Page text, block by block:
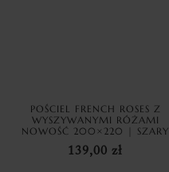
POŚCIEL FRENCH ROSES Z
WYSZYWANYMI RÓŻAMI
NOWOŚĆ 200×220 | SZARY
139,00 zł